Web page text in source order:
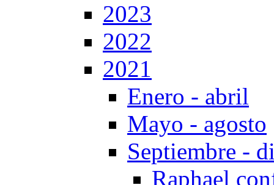
2023
2022
2021
Enero - abril
Mayo - agosto
Septiembre -
Raphael